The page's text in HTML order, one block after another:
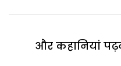
और कहानियां